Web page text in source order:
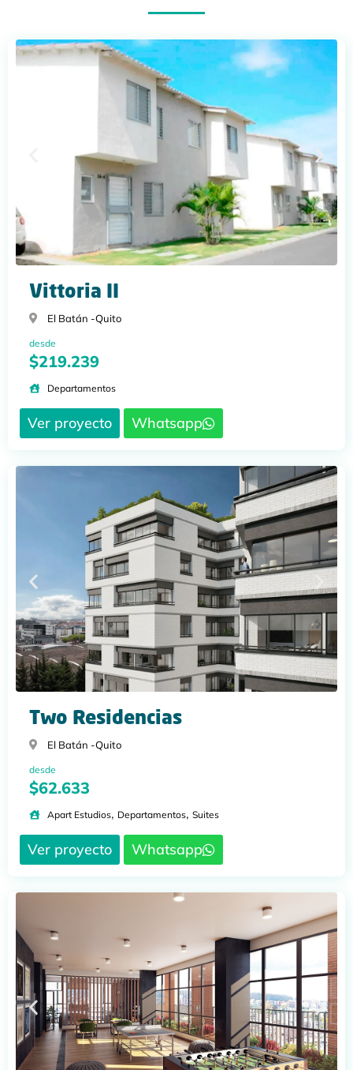
Vittoria II
El Batán -Quito
desde
$219.239
Departamentos
Ver proyecto Whatsapp
Two Residencias
El Batán -Quito
desde
$62.633
Apart Estudios, Departamentos, Suites
Ver proyecto Whatsapp